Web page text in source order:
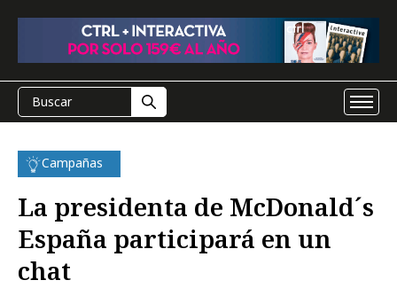
Campañas
La presidenta de McDonald´s
España participará en un
chat